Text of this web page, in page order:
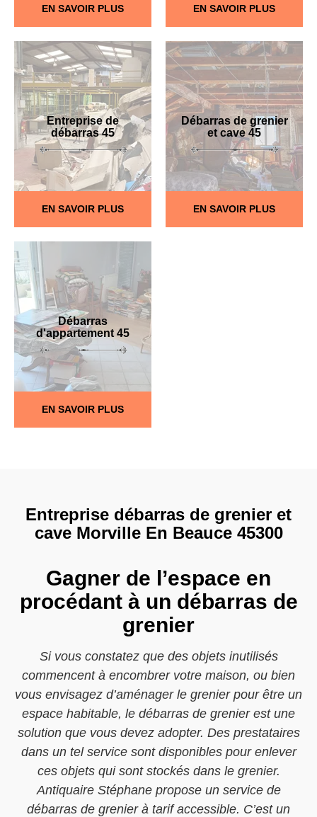
EN SAVOIR PLUS EN SAVOIR PLUS
Entreprise de
débarras 45
EN SAVOIR PLUS
Débarras de grenier
et cave 45
EN SAVOIR PLUS
Débarras
d'appartement 45
EN SAVOIR PLUS
Entreprise débarras de grenier et
cave Morville En Beauce 45300
Gagner de l’espace en
procédant à un débarras de
grenier
Si vous constatez que des objets inutilisés
commencent à encombrer votre maison, ou bien
vous envisagez d’aménager le grenier pour être un
espace habitable, le débarras de grenier est une
solution que vous devez adopter. Des prestataires
dans un tel service sont disponibles pour enlever
ces objets qui sont stockés dans le grenier.
Antiquaire Stéphane propose un service de
débarras de grenier à tarif accessible. C’est un